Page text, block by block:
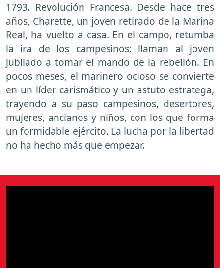
1793. Revolución Francesa. Desde hace tres
años, Charette, un joven retirado de la Marina
Real, ha vuelto a casa. En el campo, retumba
la ira de los campesinos: llaman al joven
jubilado a tomar el mando de la rebelión. En
pocos meses, el marinero ocioso se convierte
en un líder carismático y un astuto estratega,
trayendo a su paso campesinos, desertores,
mujeres, ancianos y niños, con los que forma
un formidable ejército. La lucha por la libertad
no ha hecho más que empezar.